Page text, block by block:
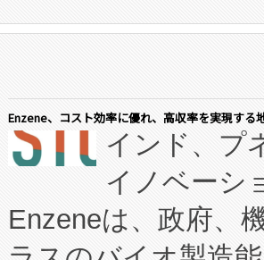
Enzene、コスト効率に優れ、高収率を実現す
インド、プ
イノベーシ
Enzeneは、政府、